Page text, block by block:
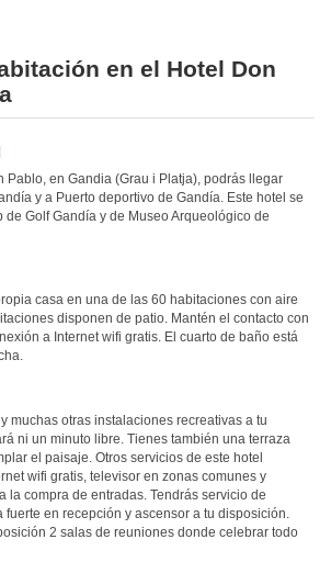
en el Hotel Don
Pablo, en Gandia (Grau i Platja), podrás llegar
y a Puerto deportivo de Gandía. Este hotel se
Golf Gandía y de Museo Arqueológico de
casa en una de las 60 habitaciones con aire
disponen de patio. Mantén el contacto con
a Internet wifi gratis. El cuarto de baño está
muchas otras instalaciones recreativas a tu
ni un minuto libre. Tienes también una terraza
el paisaje. Otros servicios de este hotel
wifi gratis, televisor en zonas comunes y
la compra de entradas. Tendrás servicio de
fuerte en recepción y ascensor a tu disposición.
2 salas de reuniones donde celebrar todo